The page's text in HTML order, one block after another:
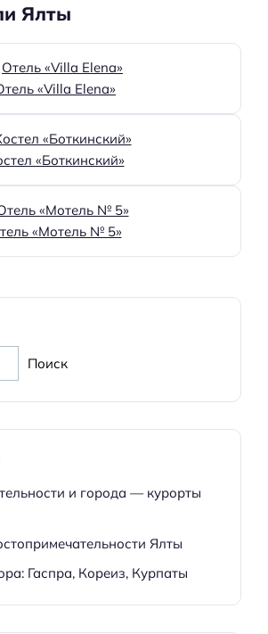
Ялты
«Villa Elena»
«Боткинский»
«Мотель № 5»
Поиск
и города — курорты
Ялты
Гаспра, Кореиз, Курпаты